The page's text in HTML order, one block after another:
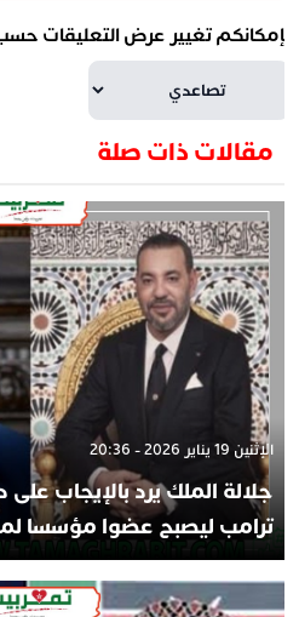
تغيير عرض التعليقات حسب
مقالات ذات صلة
الإثنين 19 يناير 2026 - 20:36
جلالة الملك يرد بالإيجاب على
ترامب ليصبح عضوا مؤسسا